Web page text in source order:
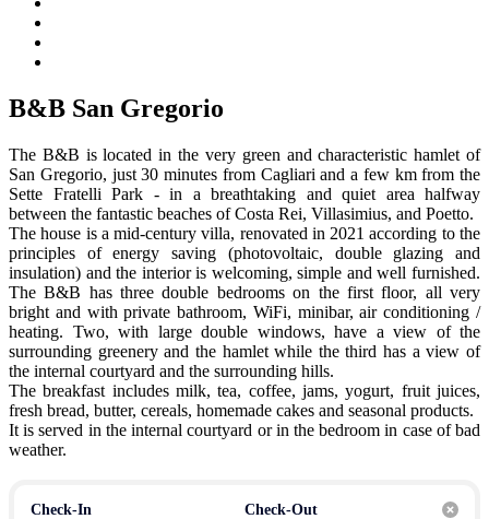
B&B San Gregorio
The B&B is located in the very green and characteristic hamlet of
San Gregorio, just 30 minutes from Cagliari and a few km from the
Sette Fratelli Park - in a breathtaking and quiet area halfway
between the fantastic beaches of Costa Rei, Villasimius, and Poetto.
The house is a mid-century villa, renovated in 2021 according to the
principles of energy saving (photovoltaic, double glazing and
insulation) and the interior is welcoming, simple and well furnished.
The B&B has three double bedrooms on the first floor, all very
bright and with private bathroom, WiFi, minibar, air conditioning /
heating. Two, with large double windows, have a view of the
surrounding greenery and the hamlet while the third has a view of
the internal courtyard and the surrounding hills.
The breakfast includes milk, tea, coffee, jams, yogurt, fruit juices,
fresh bread, butter, cereals, homemade cakes and seasonal products.
It is served in the internal courtyard or in the bedroom in case of bad
weather.
Check-In Check-Out